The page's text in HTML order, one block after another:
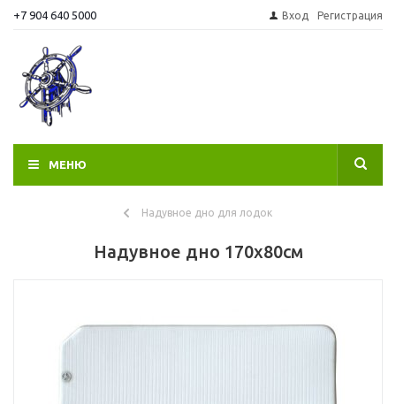
+7 904 640 5000 Вход Регистрация
МЕНЮ
Надувное дно для лодок
Надувное дно 170х80см